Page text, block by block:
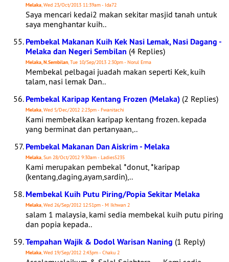
Melaka, Wed 23/Oct/2013 11:39am - Ida72
Saya mencari kedai2 makan sekitar masjid tanah untuk
saya menghantar kuih..
Pembekal Makanan Kuih Kek Nasi Lemak, Nasi Dagang -
Melaka dan Negeri Sembilan (4 Replies)
Melaka, N.Sembilan, Tue 10/Sep/2013 2:30pm - Norul Erma
Membekal pelbagai juadah makan seperti Kek, kuih
talam, nasi lemak Dan..
Pembekal Karipap Kentang Frozen (Melaka) (2 Replies)
Melaka, Wed 5/Dec/2012 2:23pm - Fwanitachi
Kami membekalkan karipap kentang frozen. kepada
yang berminat dan pertanyaan,..
Pembekal Makanan Dan Aiskrim - Melaka
Melaka, Sun 28/Oct/2012 9:30am - Ladies5235
Kami merupakan pembekal *donut, *karipap
(kentang,daging,ayam,sardin),..
Membekal Kuih Putu Piring/Popia Sekitar Melaka
Melaka, Wed 26/Sep/2012 12:51pm - M Ikhwan 2
salam 1 malaysia, kami sedia membekal kuih putu piring
dan popia kepada..
Tempahan Wajik & Dodol Warisan Naning (1 Reply)
Melaka, Wed 19/Sep/2012 2:43pm - Chaku 2